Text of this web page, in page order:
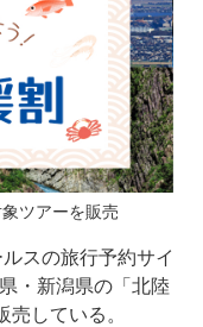
ツアーを販売
スの旅行予約サイ
・新潟県の「北陸
している。